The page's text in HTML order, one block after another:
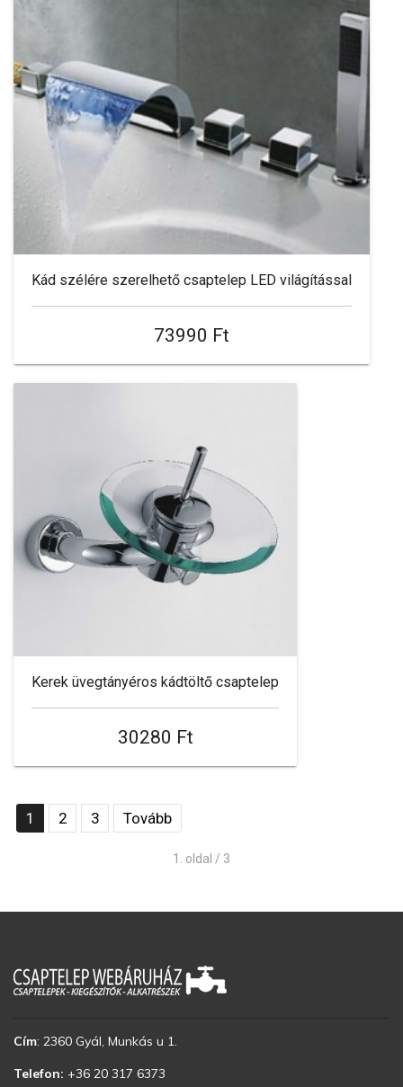
Kád szélére szerelhető csaptelep LED világítással
73990 Ft
Kerek üvegtányéros kádtöltő csaptelep
30280 Ft
1 2 3 Tovább
1. oldal / 3
Cím: 2360 Gyál, Munkás u 1.
Telefon: +36 20 317 6373